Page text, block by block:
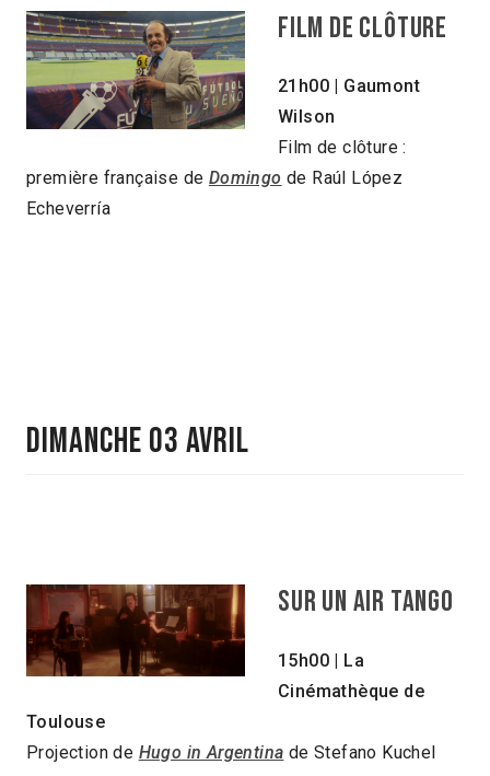
FILM DE CLÔTURE
21h00 | Gaumont
Wilson
Film de clôture :
première française de Domingo de Raúl López
Echeverría
DIMANCHE 03 AVRIL
Sur un air tango
15h00 | La
Cinémathèque de
Toulouse
Projection de Hugo in Argentina de Stefano Kuchel